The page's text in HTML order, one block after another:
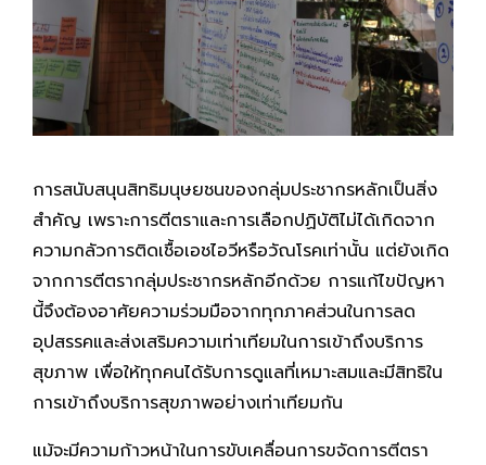
การสนับสนุนสิทธิมนุษยชนของกลุ่มประชากรหลักเป็นสิ่ง
สำคัญ เพราะการตีตราและการเลือกปฏิบัติไม่ได้เกิดจาก
ความกลัวการติดเชื้อเอชไอวีหรือวัณโรคเท่านั้น แต่ยังเกิด
จากการตีตรากลุ่มประชากรหลักอีกด้วย การแก้ไขปัญหา
นี้จึงต้องอาศัยความร่วมมือจากทุกภาคส่วนในการลด
อุปสรรคและส่งเสริมความเท่าเทียมในการเข้าถึงบริการ
สุขภาพ เพื่อให้ทุกคนได้รับการดูแลที่เหมาะสมและมีสิทธิใน
การเข้าถึงบริการสุขภาพอย่างเท่าเทียมกัน
แม้จะมีความก้าวหน้าในการขับเคลื่อนการขจัดการตีตรา